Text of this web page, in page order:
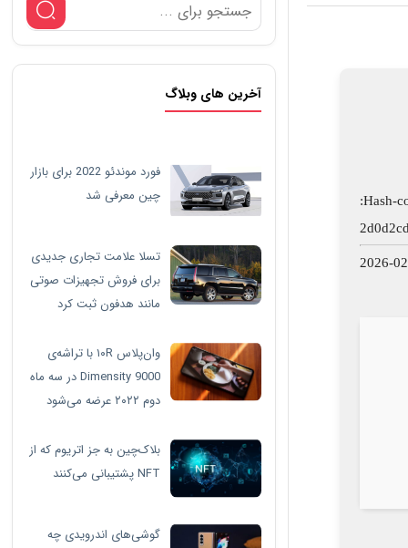
آخرین های وبلاگ
فورد موندئو 2022 برای بازار
چین معرفی شد
تسلا علامت تجاری جدیدی
برای فروش تجهیزات صوتی
مانند هدفون ثبت کرد
وان‌پلاس ۱۰R با تراشه‌ی
Dimensity 9000 در سه ماه
دوم ۲۰۲۲ عرضه می‌شود
بلاک‌چین به جز اتریوم که از
NFT پشتیبانی می‌کنند
گوشی‌های اندرویدی چه